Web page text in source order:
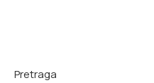
Pretraga